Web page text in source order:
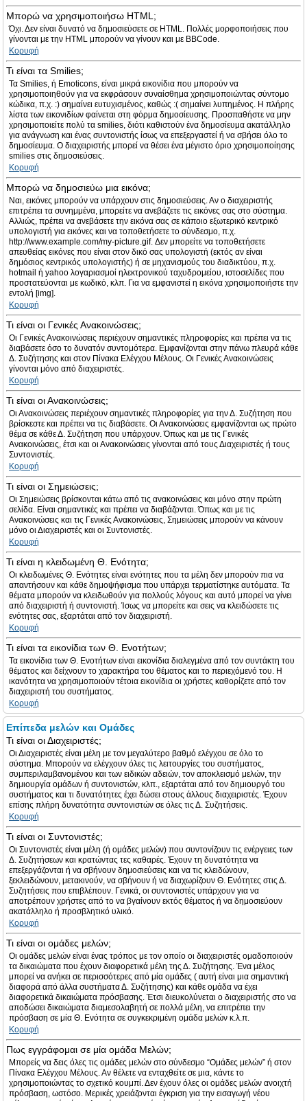
Μπορώ να χρησιμοποιήσω HTML;
Όχι. Δεν είναι δυνατό να δημοσιεύσετε σε HTML. Πολλές μορφοποιήσεις που
γίνονται με την HTML μπορούν να γίνουν και με BBCode.
Κορυφή
Τι είναι τα Smilies;
Τα Smilies, ή Emoticons, είναι μικρά εικονίδια που μπορούν να
χρησιμοποιηθούν για να εκφράσουν συναίσθημα χρησιμοποιώντας σύντομο
κώδικα, π.χ. :) σημαίνει ευτυχισμένος, καθώς :( σημαίνει λυπημένος. Η πλήρης
λίστα των εικονιδίων φαίνεται στη φόρμα δημοσίευσης. Προσπαθήστε να μην
χρησιμοποιείτε πολύ τα smilies, διότι καθιστούν ένα δημοσίευμα ακατάλληλο
για ανάγνωση και ένας συντονιστής ίσως να επεξεργαστεί ή να σβήσει όλο το
δημοσίευμα. Ο διαχειριστής μπορεί να θέσει ένα μέγιστο όριο χρησιμοποίησης
smilies στις δημοσιεύσεις.
Κορυφή
Μπορώ να δημοσιεύω μια εικόνα;
Ναι, εικόνες μπορούν να υπάρχουν στις δημοσιεύσεις. Αν ο διαχειριστής
επιτρέπει τα συνημμένα, μπορείτε να ανεβάζετε τις εικόνες σας στο σύστημα.
Αλλιώς, πρέπει να ανεβάσετε την εικόνα σας σε κάποιο εξωτερικό κεντρικό
υπολογιστή για εικόνες και να τοποθετήσετε το σύνδεσμο, π.χ.
http://www.example.com/my-picture.gif. Δεν μπορείτε να τοποθετήσετε
απευθείας εικόνες που είναι στον δικό σας υπολογιστή (εκτός αν είναι
δημόσιος κεντρικός υπολογιστής) ή σε μηχανισμούς του διαδικτύου, π.χ.
hotmail ή yahoo λογαριασμοί ηλεκτρονικού ταχυδρομείου, ιστοσελίδες που
προστατεύονται με κωδικό, κλπ. Για να εμφανιστεί η εικόνα χρησιμοποιήστε την
εντολή [img].
Κορυφή
Τι είναι οι Γενικές Ανακοινώσεις;
Οι Γενικές Ανακοινώσεις περιέχουν σημαντικές πληροφορίες και πρέπει να τις
διαβάσετε όσο το δυνατόν συντομότερα. Εμφανίζονται στην πάνω πλευρά κάθε
Δ. Συζήτησης και στον Πίνακα Ελέγχου Μέλους. Οι Γενικές Ανακοινώσεις
γίνονται μόνο από διαχειριστές.
Κορυφή
Τι είναι οι Ανακοινώσεις;
Οι Ανακοινώσεις περιέχουν σημαντικές πληροφορίες για την Δ. Συζήτηση που
βρίσκεστε και πρέπει να τις διαβάσετε. Οι Ανακοινώσεις εμφανίζονται ως πρώτο
θέμα σε κάθε Δ. Συζήτηση που υπάρχουν. Όπως και με τις Γενικές
Ανακοινώσεις, έτσι και οι Ανακοινώσεις γίνονται από τους Διαχειριστές ή τους
Συντονιστές.
Κορυφή
Τι είναι οι Σημειώσεις;
Οι Σημειώσεις βρίσκονται κάτω από τις ανακοινώσεις και μόνο στην πρώτη
σελίδα. Είναι σημαντικές και πρέπει να διαβάζονται. Όπως και με τις
Ανακοινώσεις και τις Γενικές Ανακοινώσεις, Σημειώσεις μπορούν να κάνουν
μόνο οι Διαχειριστές και οι Συντονιστές.
Κορυφή
Τι είναι η κλειδωμένη Θ. Ενότητα;
Οι κλειδωμένες Θ. Ενότητες είναι ενότητες που τα μέλη δεν μπορούν πια να
απαντήσουν και κάθε δημοψήφισμα που υπάρχει τερματίστηκε αυτόματα. Τα
θέματα μπορούν να κλειδωθούν για πολλούς λόγους και αυτό μπορεί να γίνει
από διαχειριστή ή συντονιστή. Ίσως να μπορείτε και σεις να κλειδώσετε τις
ενότητες σας, εξαρτάται από τον διαχειριστή.
Κορυφή
Τι είναι τα εικονίδια των Θ. Ενοτήτων;
Τα εικονίδια των Θ. Ενοτήτων είναι εικονίδια διαλεγμένα από τον συντάκτη του
θέματος και δείχνουν το χαρακτήρα του θέματος και το περιεχόμενό του. Η
ικανότητα να χρησιμοποιούν τέτοια εικονίδια οι χρήστες καθορίζετε από τον
διαχειριστή του συστήματος.
Κορυφή
Επίπεδα μελών και Ομάδες
Τι είναι οι Διαχειριστές;
Οι Διαχειριστές είναι μέλη με τον μεγαλύτερο βαθμό ελέγχου σε όλο το
σύστημα. Μπορούν να ελέγχουν όλες τις λειτουργίες του συστήματος,
συμπεριλαμβανομένου και των ειδικών αδειών, τον αποκλεισμό μελών, την
δημιουργία ομάδων ή συντονιστών, κλπ., εξαρτάται από τον δημιουργό του
συστήματος και τι δυνατότητες έχει δώσει στους άλλους διαχειριστές. Έχουν
επίσης πλήρη δυνατότητα συντονιστών σε όλες τις Δ. Συζητήσεις.
Κορυφή
Τι είναι οι Συντονιστές;
Οι Συντονιστές είναι μέλη (ή ομάδες μελών) που συντονίζουν τις ενέργειες των
Δ. Συζητήσεων και κρατώντας τες καθαρές. Έχουν τη δυνατότητα να
επεξεργάζονται ή να σβήνουν δημοσιεύσεις και να τις κλειδώνουν,
ξεκλειδώνουν, μετακινούν, να σβήνουν ή να διαχωρίζουν Θ. Ενότητες στις Δ.
Συζητήσεις που επιβλέπουν. Γενικά, οι συντονιστές υπάρχουν για να
αποτρέπουν χρήστες από το να βγαίνουν εκτός θέματος ή να δημοσιεύουν
ακατάλληλο ή προσβλητικό υλικό.
Κορυφή
Τι είναι οι ομάδες μελών;
Οι ομάδες μελών είναι ένας τρόπος με τον οποίο οι διαχειριστές ομαδοποιούν
τα δικαιώματα που έχουν διαφορετικά μέλη της Δ. Συζήτησης. Ένα μέλος
μπορεί να ανήκει σε περισσότερες από μία ομάδες ( αυτή είναι μια σημαντική
διαφορά από άλλα συστήματα Δ. Συζήτησης) και κάθε ομάδα να έχει
διαφορετικά δικαιώματα πρόσβασης. Έτσι διευκολύνεται ο διαχειριστής στο να
αποδώσει δικαιώματα διαμεσολαβητή σε πολλά μέλη, να επιτρέπει την
πρόσβαση σε μία Θ. Ενότητα σε συγκεκριμένη ομάδα μελών κ.λ.π.
Κορυφή
Πως εγγράφομαι σε μία ομάδα Μελών;
Μπορείς να δεις όλες τις ομάδες μελών στο σύνδεσμο “Ομάδες μελών” ή στον
Πίνακα Ελέγχου Μέλους. Αν θέλετε να ενταχθείτε σε μια, κάντε το
χρησιμοποιώντας το σχετικό κουμπί. Δεν έχουν όλες οι ομάδες μελών ανοιχτή
πρόσβαση, ωστόσο. Μερικές χρειάζονται έγκριση για την εισαγωγή νέου